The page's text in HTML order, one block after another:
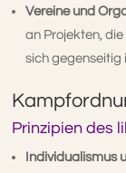
Vereine und
an Projekten,
sich gegenseitig
Prinzipien des
Individualismus